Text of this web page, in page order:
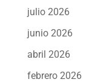
julio 2026
junio 2026
abril 2026
febrero 2026